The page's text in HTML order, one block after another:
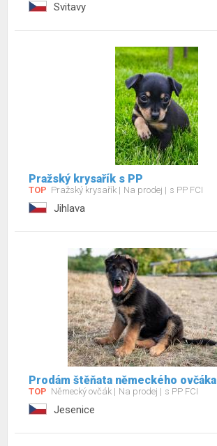
Svitavy
Pražský krysařík s PP
TOP Pražský krysařík Na prodej s PP FCI
Jihlava
Prodám štěňata německého ovčáka
TOP Německý ovčák Na prodej s PP FCI
Jesenice